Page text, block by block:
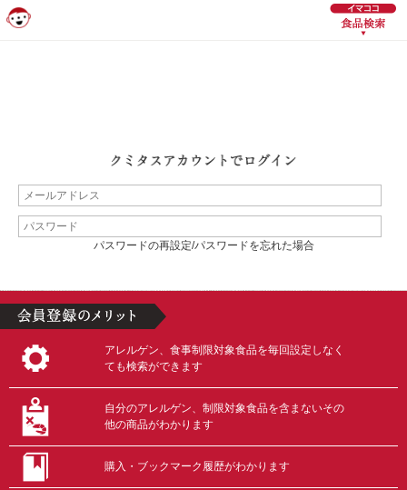
パスワードの再設定/パスワードを忘れた場合
アレルゲン、食事制限対象食品を毎回設定しなく
ても検索ができます
自分のアレルゲン、制限対象食品を含まないその
他の商品がわかります
購入・ブックマーク履歴がわかります